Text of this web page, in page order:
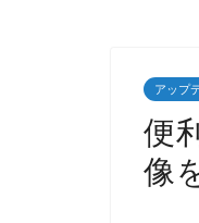
アップ
便
像